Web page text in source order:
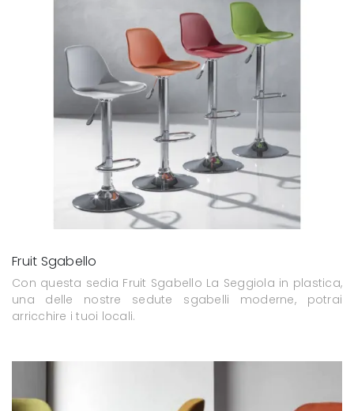
Fruit Sgabello
Con questa sedia Fruit Sgabello La Seggiola in plastica,
una delle nostre sedute sgabelli moderne, potrai
arricchire i tuoi locali.